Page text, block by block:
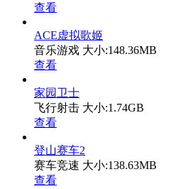
查看
ACE虚拟歌姬
音乐游戏 大小:148.36MB
查看
家园卫士
飞行射击 大小:1.74GB
查看
登山赛车2
赛车竞速 大小:138.63MB
查看